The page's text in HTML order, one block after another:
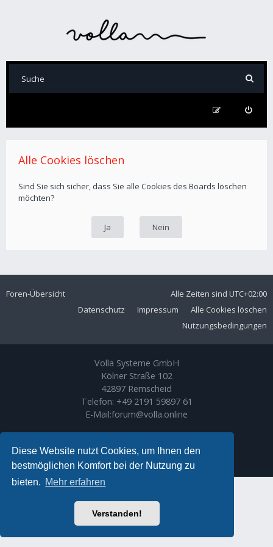
Diese Website nutzt Cookies, um Ihnen den
bestmöglichen Komfort bei der Nutzung zu
bieten. Mehr erfahren
Verstanden!
Alle Cookies löschen
Sind Sie sich sicher, dass Sie alle Cookies des Boards löschen
möchten?
Foren-Übersicht Alle Zeiten sind UTC+02:00
Alle Cookies löschen
Impressum
Datenschutz
Nutzungsbedingungen
Volla Systeme GmbH
Kölner Straße 102
42897 Remscheid
Telefon: +49 2191 59897 61
E-Mail:forum@volla.online
Ariki Theme byGramziu